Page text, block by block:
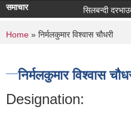
समाचार सिलबन्दी
You are here
Home » निर्मलकुमार विश्वास चौधरी
निर्मलकुमार विश्वास
Designation: